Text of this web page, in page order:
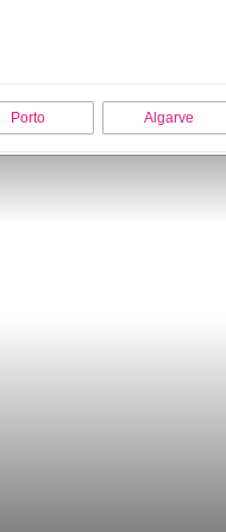
Porto Algarve